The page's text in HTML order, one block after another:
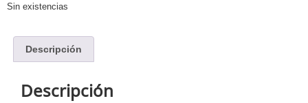
Sin existencias
Descripción
Descripción